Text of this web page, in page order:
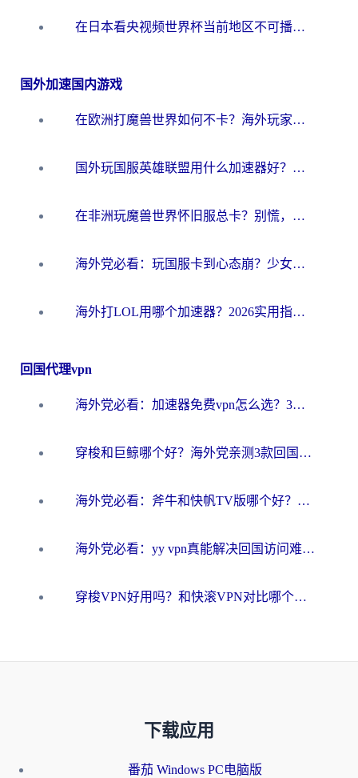
在日本看央视频世界杯当前地区不可播放？海外党体育观赛终极指南
国外加速国内游戏
在欧洲打魔兽世界如何不卡？海外玩家的国服游戏加速终极攻略
国外玩国服英雄联盟用什么加速器好？海外党亲测有效的国服游戏加速指南
在非洲玩魔兽世界怀旧服总卡？别慌，这份指南帮你丝滑开荒
海外党必看：玩国服卡到心态崩？少女前线云图计划加速器免费推荐+碧蓝航线足球世界流畅攻略
海外打LOL用哪个加速器？2026实用指南：从延迟到设备适配，一篇解决你的国服游戏痛点
回国代理vpn
海外党必看：加速器免费vpn怎么选？3步教你无缝访问国内资源
穿梭和巨鲸哪个好？海外党亲测3款回国加速器，教你避开90%的坑
海外党必看：斧牛和快帆TV版哪个好？3分钟选对回国加速器，无缝刷B站、追热剧
海外党必看：yy vpn真能解决回国访问难题？附云极initap测评+免费方案对比
穿梭VPN好用吗？和快滚VPN对比哪个回国效果更好？海外党选回国加速器必看指南
下载应用
番茄 Windows PC电脑版